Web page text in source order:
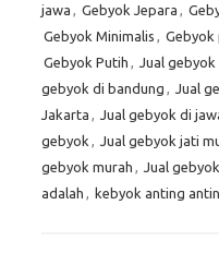
jawa , Gebyok Jepara ,
Gebyok Minimalis , Gebyok
Gebyok Putih , Jual gebyok
gebyok di bandung , Jual
Jakarta , Jual gebyok di
gebyok , Jual gebyok jati
gebyok murah , Jual
adalah , kebyok anting